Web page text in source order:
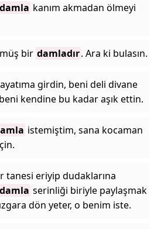
damla kanım akmadan ölmeyi
bir damladır. Ara ki bulasın.
girdin, beni deli divane
kendine bu kadar aşık ettin.
istemiştim, sana kocaman
tanesi eriyip dudaklarına
damla serinliği biriyle paylaşmak
dön yeter, o benim iste.